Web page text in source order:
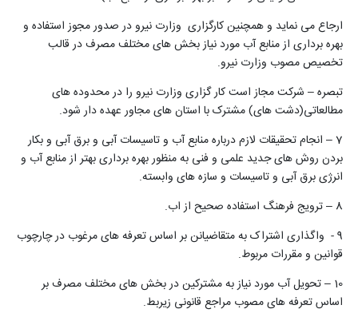
ارجاع می نماید و همچنین کارگزاری وزارت نیرو در صدور مجوز استفاده و
بهره برداری از منابع آب مورد نیاز بخش های مختلف مصرف در قالب
تخصیص مصوب وزارت نیرو.
تبصره – شرکت مجاز است کار گزاری وزارت نیرو را در محدوده های
مطالعاتی(دشت های) مشترک با استان های مجاور عهده دار شود.
7 – انجام تحقیقات لازم درباره منابع آب و تاسیسات آبی و برق آبی و بکار
بردن روش های جدید علمی و فنی به منظور بهره برداری بهتر از منابع آب و
انرژی برق آبی و تاسیسات و سازه های وابسته.
8 – ترویج فرهنگ استفاده صحیح از اب.
9 - واگذاری اشتراک به متقاضیانن بر اساس تعرفه های مرغوب در چارچوب
قوانین و مقررات مربوط.
10 – تحویل آب مورد نیاز به مشترکین در بخش های مختلف مصرف بر
اساس تعرفه های مصوب مراجع قانونی زیربط.